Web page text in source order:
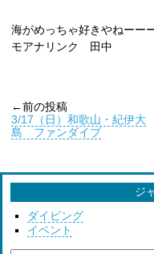
海がめっちゃ好きやねーー
モアナリンク 田中
←前の投稿
3/17（日）和歌山・紀伊大
島 ファンダイブ
ジ
ダイビング
イベント